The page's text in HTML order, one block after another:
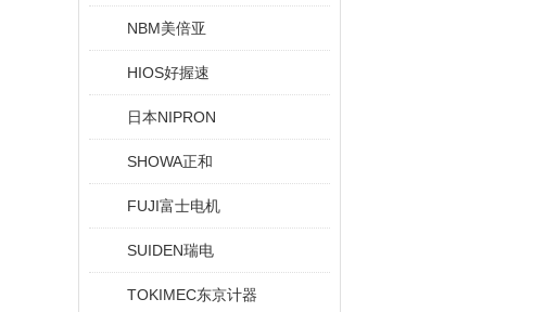
NBM美倍亚
HIOS好握速
日本NIPRON
SHOWA正和
FUJI富士电机
SUIDEN瑞电
TOKIMEC东京计器